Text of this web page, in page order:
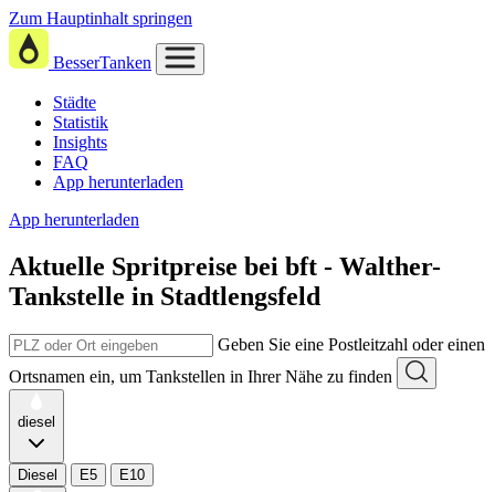
Zum Hauptinhalt springen
BesserTanken
Städte
Statistik
Insights
FAQ
App herunterladen
App herunterladen
Aktuelle Spritpreise bei bft - Walther-
Tankstelle in Stadtlengsfeld
Geben Sie eine Postleitzahl oder einen
Ortsnamen ein, um Tankstellen in Ihrer Nähe zu finden
diesel
Diesel E5 E10